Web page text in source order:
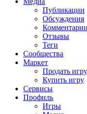
Публикации
Обсуждения
Комментарии
Отзывы
Теги
Сообщества
Маркет
Продать игру
Купить игру
Сервисы
Профиль
Игры